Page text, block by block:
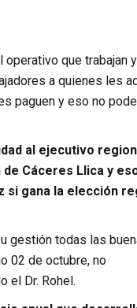
que trabajan
a quienes les
paguen y eso no
al ejecutivo
Cáceres Llica y
si gana la elección
gestión todas las
02 de octubre, no
el Dr. Rohel.